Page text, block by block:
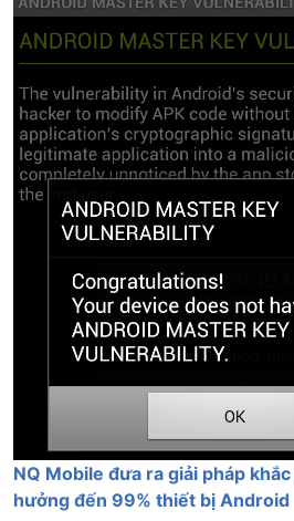
NQ Mobile đưa ra giải pháp
hưởng đến 99% thiết bị Android